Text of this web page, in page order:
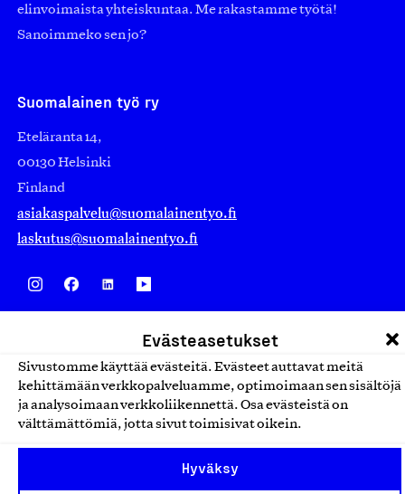
Evästeasetukset
Sivustomme käyttää evästeitä. Evästeet auttavat meitä
kehittämään verkkopalveluamme, optimoimaan sen sisältöjä
ja analysoimaan verkkoliikennettä. Osa evästeistä on
välttämättömiä, jotta sivut toimisivat oikein.
Hyväksy
elinvoimaista yhteiskuntaa. Me rakastamme työtä!
Sanoimmeko sen jo?
Suomalainen työ ry
Eteläranta 14,
00130 Helsinki
Finland
asiakaspalvelu@suomalainentyo.fi
laskutus@suomalainentyo.fi
Design From Finland